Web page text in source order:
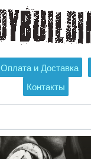
Оплата и Доставка
Контакты